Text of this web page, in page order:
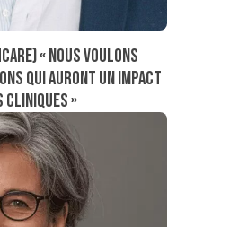
« Nous voulons
qui auront un impact
»